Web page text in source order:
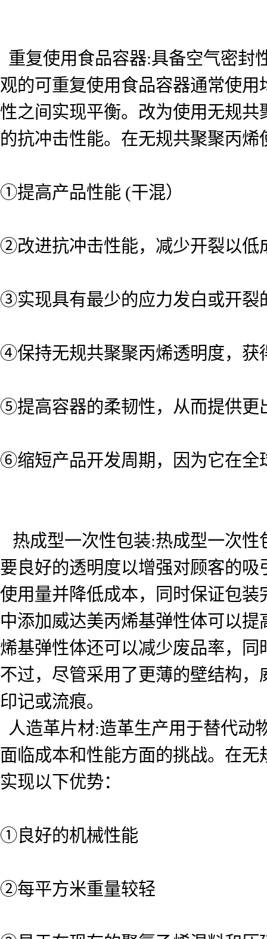
重复使用食品容器:具备空气密封
观的可重复使用食品容器通常使
性之间实现平衡。改为使用无规
的抗冲击性能。在无规共聚聚丙
①提高产品性能 (干混）
②改进抗冲击性能，减少开裂以低
③实现具有最少的应力发白或开裂
④保持无规共聚聚丙烯透明度，获
⑤提高容器的柔韧性，从而提供更
⑥缩短产品开发周期，因为它在全
热成型一次性包装:热成型一次性
要良好的透明度以增强对顾客的
使用量并降低成本，同时保证包
中添加威达美丙烯基弹性体可以
烯基弹性体还可以减少废品率，
不过，尽管采用了更薄的壁结构
印记或流痕。
人造革片材:造革生产用于替代动
面临成本和性能方面的挑战。在无
实现以下优势：
①良好的机械性能
②每平方米重量较轻